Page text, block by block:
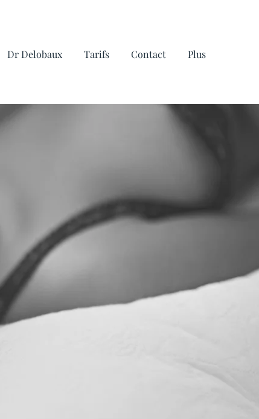
Dr Delobaux Tarifs Contact Plus